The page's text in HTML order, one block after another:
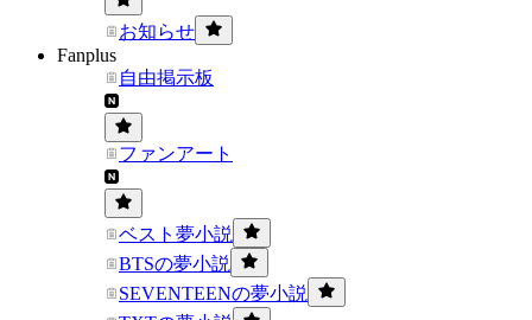
お知らせ
Fanplus
自由掲示板
ファンアート
ベスト夢小説
BTSの夢小説
SEVENTEENの夢小説